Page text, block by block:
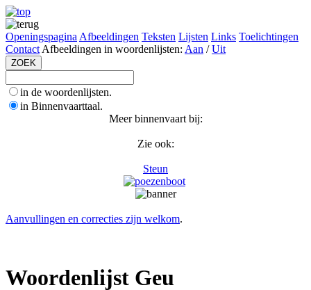
Openingspagina Afbeeldingen Teksten Lijsten Links Toelichtingen
Contact Afbeeldingen in woordenlijsten: Aan /Uit
in de woordenlijsten.
in Binnenvaarttaal.
Meer binnenvaart bij:
Zie ook:
Steun
Aanvullingen en correcties zijn welkom.
Woordenlijst Geu